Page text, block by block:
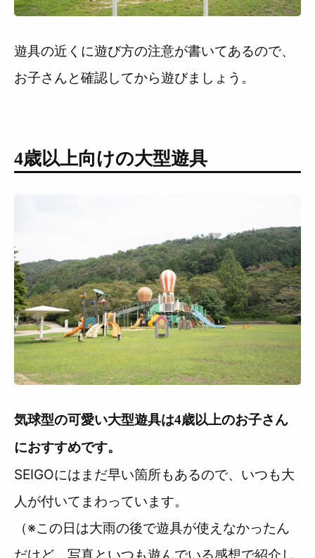
遊具の近くに遊び方の注意が書いてあるので、
お子さんと確認してから遊びましょう。
4歳以上向けの大型遊具
気球型の可愛い大型遊具は4歳以上のお子さん
におすすめです。
SEIGOにはまだ早い箇所もあるので、いつも大
人が付いてまわっています。
（※この日は大雨の後で遊具が使えなかったん